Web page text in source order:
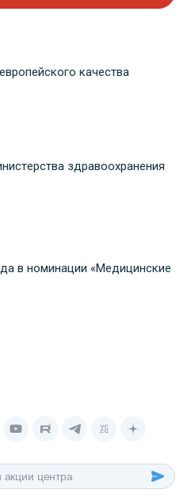
качества
здравоохранения
в номинации «Медицинские